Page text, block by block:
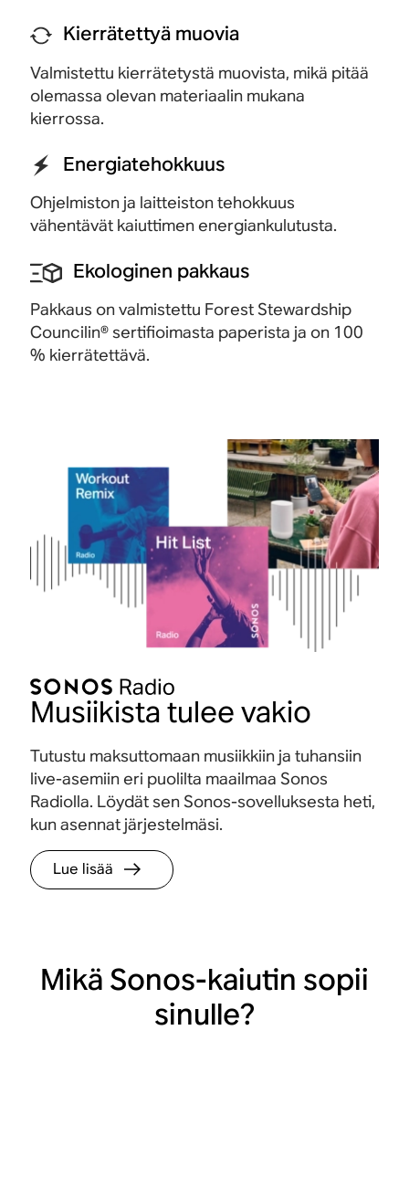
Kierrätettyä muovia
Valmistettu kierrätetystä muovista, mikä pitää
olemassa olevan materiaalin mukana
kierrossa.
Energiatehokkuus
Ohjelmiston ja laitteiston tehokkuus
vähentävät kaiuttimen energiankulutusta.
Ekologinen pakkaus
Pakkaus on valmistettu Forest Stewardship
Councilin®sertifioimasta paperista ja on 100
% kierrätettävä.
Musiikista tulee vakio
Tutustu maksuttomaan musiikkiin ja tuhansiin
live-asemiin eri puolilta maailmaa Sonos
Radiolla. Löydät sen Sonos-sovelluksesta heti,
kun asennat järjestelmäsi.
Lue lisää
Mikä Sonos-kaiutin sopii
sinulle?